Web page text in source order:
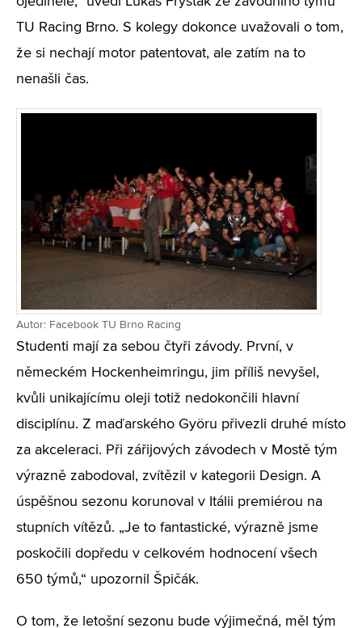
TU Racing Brno. S kolegy dokonce uvažovali o tom,
že si nechají motor patentovat, ale zatím na to
nenašli čas.
Autor: Facebook TU Brno Racing
Studenti mají za sebou čtyři závody. První, v
německém Hockenheimringu, jim příliš nevyšel,
kvůli unikajícímu oleji totiž nedokončili hlavní
disciplínu. Z maďarského Györu přivezli druhé místo
za akceleraci. Při zářijových závodech v Mostě tým
výrazně zabodoval, zvítězil v kategorii Design. A
úspěšnou sezonu korunoval v Itálii premiérou na
stupních vítězů. „Je to fantastické, výrazně jsme
poskočili dopředu v celkovém hodnocení všech
650 týmů,“ upozornil Špičák.
O tom, že letošní sezonu bude výjimečná, měl tým